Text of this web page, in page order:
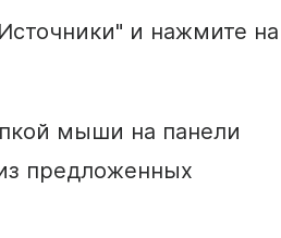
и нажмите на
мыши на панели
предложенных